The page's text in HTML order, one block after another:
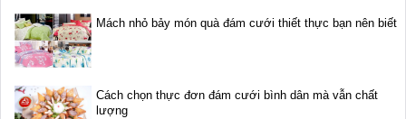
Mách nhỏ bảy món quà đám cưới thiết thực bạn nên biết
Cách chọn thực đơn đám cưới bình dân mà vẫn chất
lượng